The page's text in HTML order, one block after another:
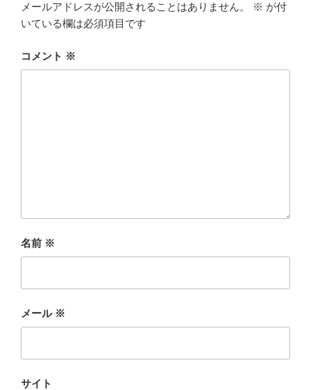
メールアドレスが公開されることはありません。 ※ が付
いている欄は必須項目です
コメント ※
名前 ※
メール ※
サイト